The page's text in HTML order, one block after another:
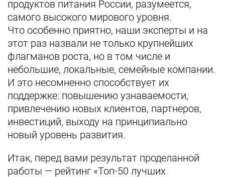
продуктов питания России, разумеется,
самого высокого мирового уровня.
Что особенно приятно, наши эксперты и на
этот раз назвали не только крупнейших
флагманов роста, но в том числе и
небольшие, локальные, семейные компании.
И это несомненно способствует их
поддержке: повышению узнаваемости,
привлечению новых клиентов, партнеров,
инвестиций, выходу на принципиально
новый уровень развития.
Итак, перед вами результат проделанной
работы — рейтинг «Топ-50 лучших